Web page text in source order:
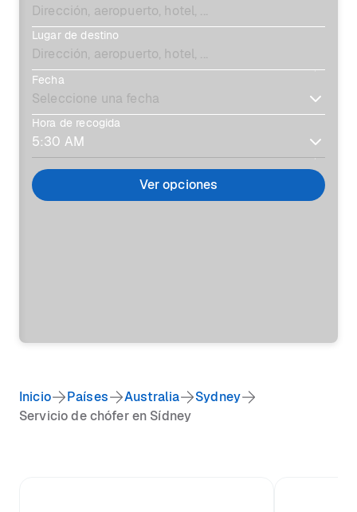
Lugar de destino
Fecha
Hora de recogida
Ver opciones
Inicio Países Australia
Sydney
Servicio de chófer en Sídney